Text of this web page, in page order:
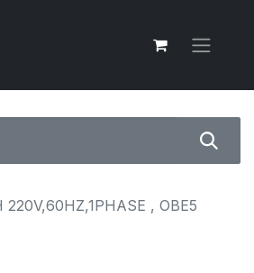
220V,60HZ,1PHASE , OBE5